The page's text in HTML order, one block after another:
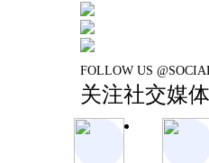
FOLLOW US
关注社交媒